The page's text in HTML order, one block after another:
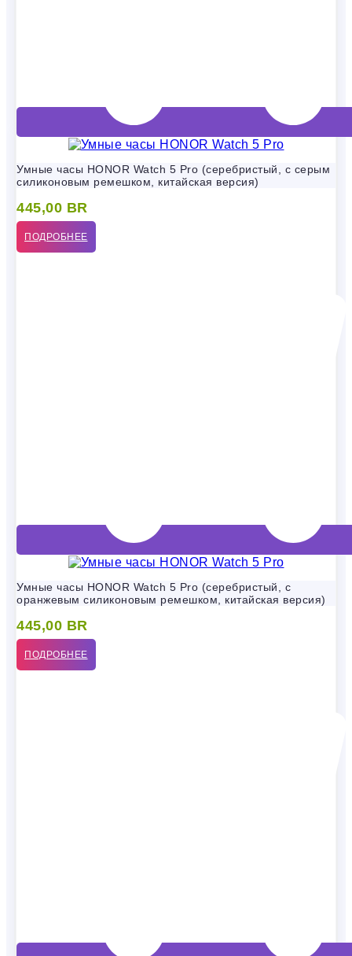
Умные часы HONOR Watch 5 Pro (серебристый, с серым
силиконовым ремешком, китайская версия)
445,00 BR
ПОДРОБНЕЕ
Умные часы HONOR Watch 5 Pro (серебристый, с
оранжевым силиконовым ремешком, китайская версия)
445,00 BR
ПОДРОБНЕЕ